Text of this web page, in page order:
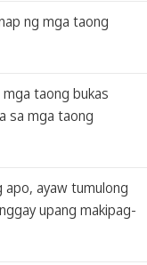
ng mga taong
mga taong bukas
sa mga taong
apo, ayaw tumulong
upang makipag-